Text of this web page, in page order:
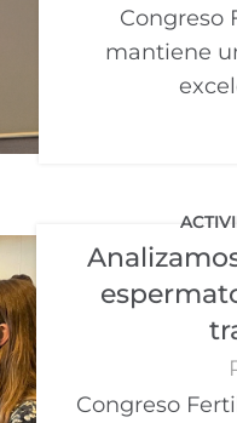
Congreso
mantiene
Congreso